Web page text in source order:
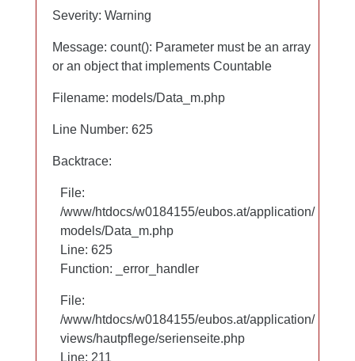
0%
Mikroplastik
PEG
Lanolin
Severity: Warning
Message: count(): Parameter must be an array
or an object that implements Countable
Filename: models/Data_m.php
Line Number: 625
Backtrace:
File:
/www/htdocs/w0184155/eubos.at/application/
models/Data_m.php
Line: 625
Function: _error_handler
File:
/www/htdocs/w0184155/eubos.at/application/
views/hautpflege/serienseite.php
Line: 97
Severity: Warning
Message: count(): Parameter must be an array
or an object that implements Countable
Filename: models/Data_m.php
Line Number: 625
Backtrace:
File:
/www/htdocs/w0184155/eubos.at/application/
models/Data_m.php
Line: 625
Function: _error_handler
File:
/www/htdocs/w0184155/eubos.at/application/
views/hautpflege/serienseite.php
Line: 211